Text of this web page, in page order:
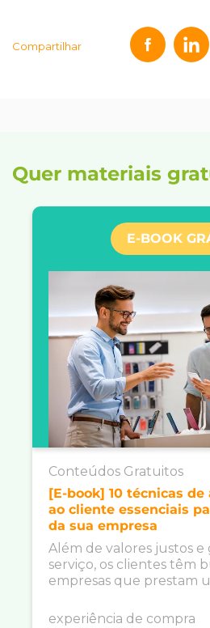
Compartilhar
Quer materiais
E-BOOK
Conteúdos Gratuitos
[E-book] 10 técnicas
ao cliente essenciais
da sua empresa
Além de valores justos e
serviço, os clientes têm
empresas que prestam
experiência de compra